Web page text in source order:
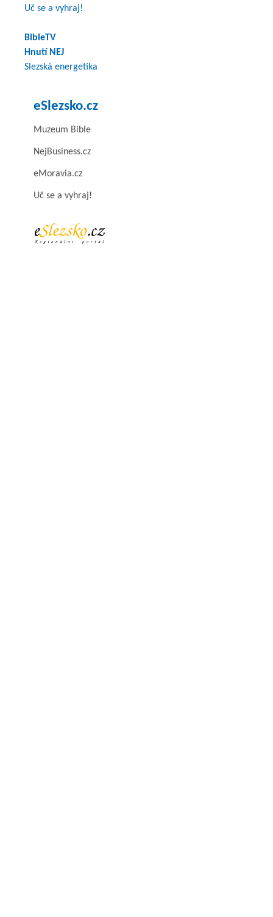
Uč se a vyhraj!
BibleTV
Hnutí NEJ
Slezská energetika
eSlezsko.cz
Muzeum Bible
NejBusiness.cz
eMoravia.cz
Uč se a vyhraj!